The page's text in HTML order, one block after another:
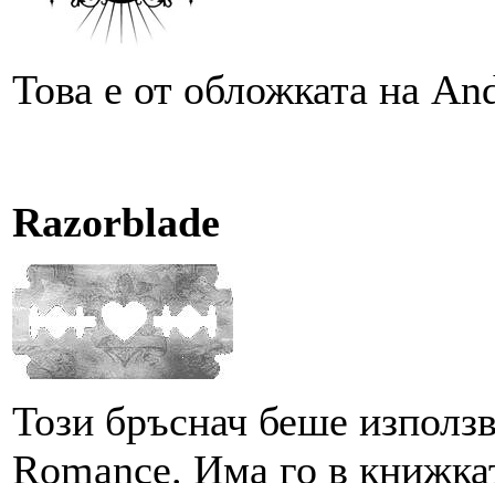
Това е от обложката на
Razorblade
Този бръснач беше
Romance. Има го в